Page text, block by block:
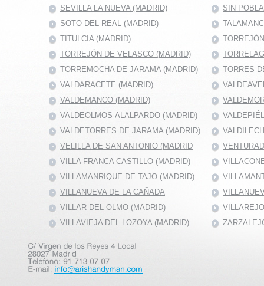
SEVILLA LA NUEVA (MADRID)
SIN
SOTO DEL REAL (MADRID)
TITULCIA (MADRID)
TORREJÓN DE VELASCO (MADRID)
TORREMOCHA DE JARAMA (MADRID)
TORRES
VALDARACETE (MADRID)
VALDEMANCO (MADRID)
VALDEOLMOS-ALALPARDO (MADRID)
VALDETORRES DE JARAMA (MADRID)
VELILLA DE SAN ANTONIO (MADRID
VILLA FRANCA CASTILLO (MADRID)
VILLAMANRIQUE DE TAJO (MADRID)
VILLANUEVA DE LA CAÑADA
VILLAR DEL OLMO (MADRID)
VILLAVIEJA DEL LOZOYA (MADRID)